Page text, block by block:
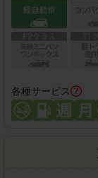
各種サービス